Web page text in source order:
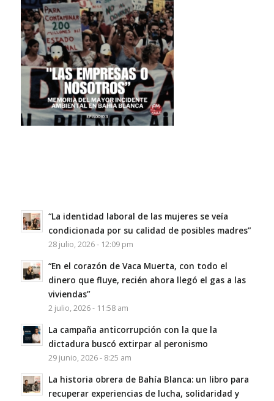
“La identidad laboral de las mujeres se veía
condicionada por su calidad de posibles madres”
28 julio, 2026 - 12:09 pm
“En el corazón de Vaca Muerta, con todo el
dinero que fluye, recién ahora llegó el gas a las
viviendas”
2 julio, 2026 - 11:58 am
La campaña anticorrupción con la que la
dictadura buscó extirpar al peronismo
29 junio, 2026 - 8:25 am
La historia obrera de Bahía Blanca: un libro para
recuperar experiencias de lucha, solidaridad y